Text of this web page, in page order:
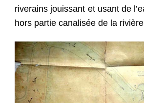
riverains jouissant et usant de
hors partie canalisée de la